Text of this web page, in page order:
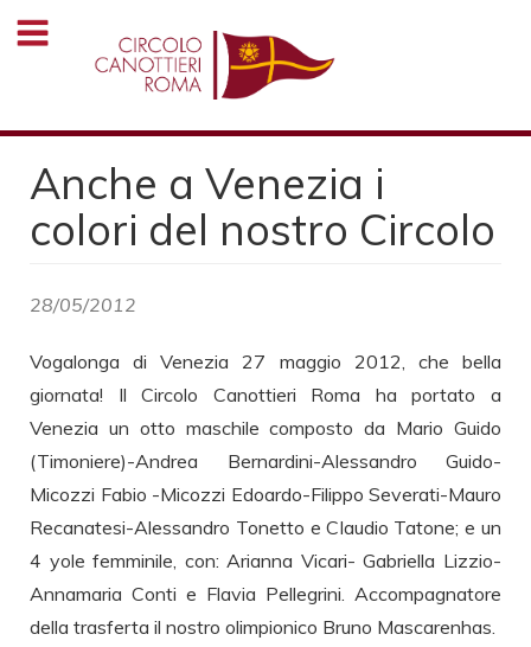
Salta
Anche a Venezia i
colori del nostro Circolo
28/05/2012
Vogalonga di Venezia 27 maggio 2012, che bella
giornata! Il Circolo Canottieri Roma ha portato a
Venezia un otto maschile composto da Mario Guido
(Timoniere)-Andrea Bernardini-Alessandro Guido-
Micozzi Fabio -Micozzi Edoardo-Filippo Severati-Mauro
Recanatesi-Alessandro Tonetto e Claudio Tatone; e un
4 yole femminile, con: Arianna Vicari- Gabriella Lizzio-
Annamaria Conti e Flavia Pellegrini. Accompagnatore
della trasferta il nostro olimpionico Bruno Mascarenhas.